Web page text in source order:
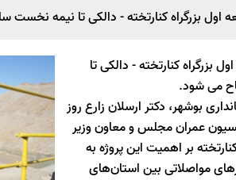
اول بزرگراه کنارتخته - دالکی تا نیمه نخست
بزرگراه کنارتخته - دالکی تا
می شود.
بوشهر، دکتر ارسلان زارع روز
عمران مجلس و معاون وزیر
کنارتخته بر اهمیت این پروژه به
مواصلاتی بین استان‌های